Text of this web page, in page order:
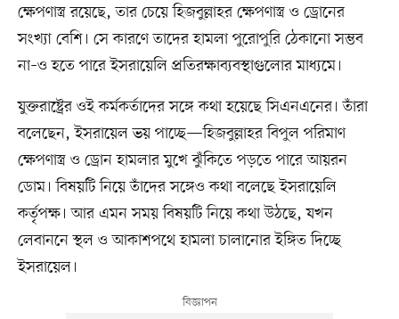
ক্ষেপণাস্ত্র রয়েছে, তার চেয়ে হিজবুল্লাহর ক্ষেপণাস্ত্র ও ড্রোনের
সংখ্যা বেশি। সে কারণে তাদের হামলা পুরোপুরি ঠেকানো সম্ভব
না–ও হতে পারে ইসরায়েলি প্রতিরক্ষাব্যবস্থাগুলোর মাধ্যমে।
যুক্তরাষ্ট্রের ওই কর্মকর্তাদের সঙ্গে কথা হয়েছে সিএনএনের। তাঁরা
বলেছেন, ইসরায়েল ভয় পাচ্ছে—হিজবুল্লাহর বিপুল পরিমাণ
ক্ষেপণাস্ত্র ও ড্রোন হামলার মুখে ঝুঁকিতে পড়তে পারে আয়রন
ডোম। বিষয়টি নিয়ে তাঁদের সঙ্গেও কথা বলেছে ইসরায়েলি
কর্তৃপক্ষ। আর এমন সময় বিষয়টি নিয়ে কথা উঠছে, যখন
লেবাননে স্থল ও আকাশপথে হামলা চালানোর ইঙ্গিত দিচ্ছে
ইসরায়েল।